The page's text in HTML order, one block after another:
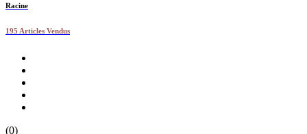
Racine
195 Articles Vendus
(0)